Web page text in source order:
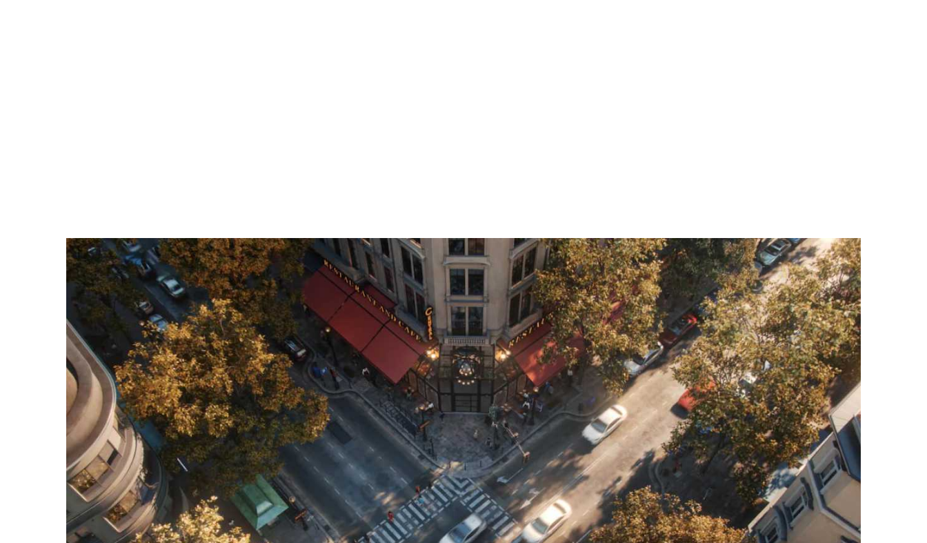
Met Envision vertel je een indrukwekkend verhaal en geef je verbluffende presentaties om
projecten binnen te halen. Het programma gaat moeiteloos om met gedetailleerde scènes,
complexe projecten, dynamische animaties en levensechte personages zonder in te boeten op
prestaties of kwaliteit. Ontdek de verschillende soorten animaties in dit artikel.
Wat is het voordeel van meeslepende
visualisaties?
Win meer opdrachten met heldere en overtuigende visualisaties, animaties en verhalen.
Bespaar tijd door ontwerpvoorstellen sneller goedgekeurd te krijgen met duidelijke communicatie over
de intentie.
Versterk het imago van je bedrijf door je visualisaties naar een hoger niveau te tillen met filmische
verhalen.
Aan de slag met
Enscape
Visualiseer terwijl je
ontwerpt. Probeer
Enscape gedurende
14 dagen gratisuit.
Probeer gratis